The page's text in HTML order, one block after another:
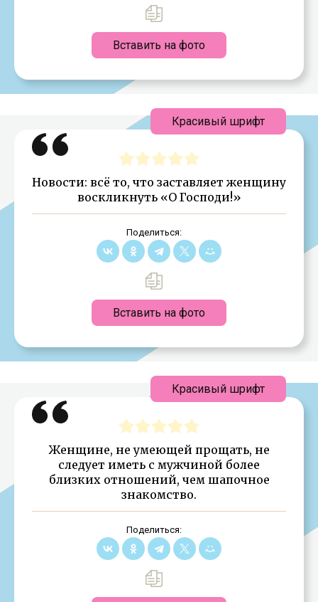
Вставить на фото
Новости: всё то, что заставляет женщину
восклик­нуть «О Господи!»
Поделиться:
Вставить на фото
Красивый шрифт
Женщине, не умеющей прощать, не
следует иметь с мужчиной более
близких отношений, чем шапочное
знакомство.
Поделиться:
Красивый шрифт